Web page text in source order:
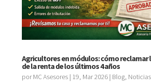
Agricultores en módulos: cómo reclamar
de la renta de los últimos 4 años
porMC Asesores| 19, Mar 2026| Blog, Noticias